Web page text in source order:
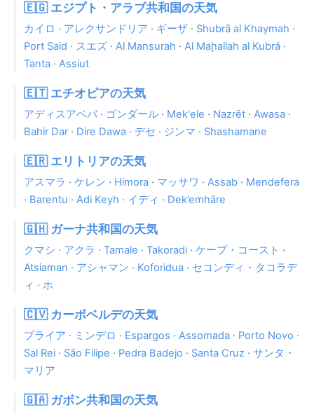
🇪🇬 エジプト・アラブ共和国の天気
カイロ · アレクサンドリア · ギーザ · Shubrā al Khaymah ·
Port Said · スエズ · Al Mansurah · Al Maḩallah al Kubrá ·
Tanta · Assiut
🇪🇹 エチオピアの天気
アディスアベバ· ゴンダール · Mek'ele · Nazrēt · Awasa ·
Bahir Dar· Dire Dawa · デセ · ジンマ · Shashamane
🇪🇷 エリトリアの天気
アスマラ · ケレン · Himora · マッサワ · Assab · Mendefera
· Barentu · Adi Keyh · イディ · Dek’emhāre
🇬🇭 ガーナ共和国の天気
クマシ · アクラ · Tamale · Takoradi · ケープ・コースト ·
Atsiaman · アシャマン · Koforidua · セコンディ・タコラデ
ィ · ホ
🇨🇻 カーボベルデの天気
プライア · ミンデロ · Espargos · Assomada · Porto Novo ·
Sal Rei · São Filipe · Pedra Badejo · Santa Cruz · サンタ・
マリア
🇬🇦 ガボン共和国の天気